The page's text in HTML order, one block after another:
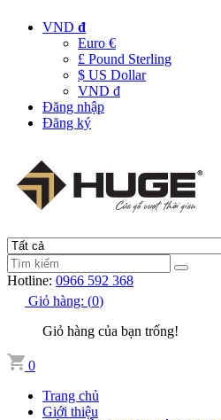
VND đ
Euro €
£ Pound Sterling
$ US Dollar
VND đ
Đăng nhập
Đăng ký
Hotline: 0966 592 368
Giỏ hàng: (0)
Giỏ hàng của bạn trống!
0
Trang chủ
Giới thiệu